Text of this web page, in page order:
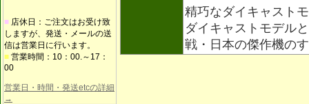
■ 店休日：ご注文はお受け致
しますが、発送・メールの送
信は営業日に行います。
■ 営業時間：10：00.～17：
00
営業日・時間・発送etcの詳細
→
精巧なダイキャスト
ダイキャストモデル
戦・日本の傑作機の